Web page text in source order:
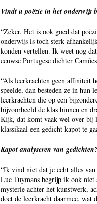
Vindt u poëzie in het onderwijs
“Zeker. Het is ook goed dat
onderwijs is toch sterk
konden vertellen. Ik weet nog
eeuwse Portugese dichter
“Als leerkrachten geen affiniteit
speelde, dan besteden ze in hun
leerkrachten die op een
bijvoorbeeld de klas binnen en
Kijk, dat komt vaak wel over bij
klassikaal een gedicht kapot te
Kapot analyseren van
“Ik vind niet dat je echt alles
Luc Tuymans begrijp ik ook niet
mysterie achter het kunstwerk,
doet de leerkracht daarmee, wat